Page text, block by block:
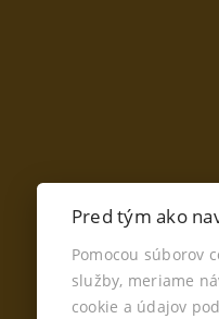
Pred tým ako
Pomocou súborov
služby, meriame
cookie a údajov